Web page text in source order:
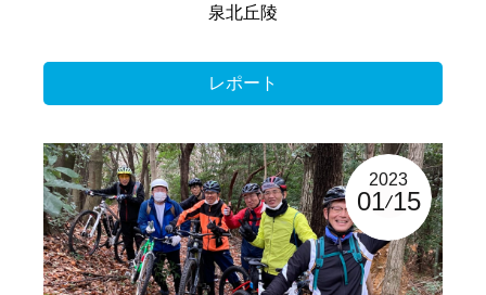
泉北丘陵
レポート
2023
01 15